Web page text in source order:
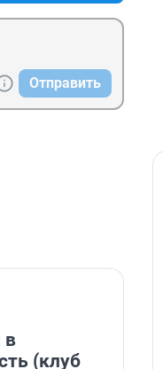
Отправить
в
(клуб